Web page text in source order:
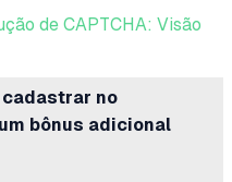
de CAPTCHA: Visão
cadastrar no
bônus adicional